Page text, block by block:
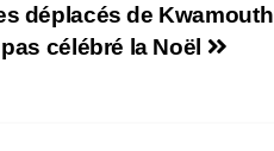
déplacés de Kwamouth
célébré la Noël